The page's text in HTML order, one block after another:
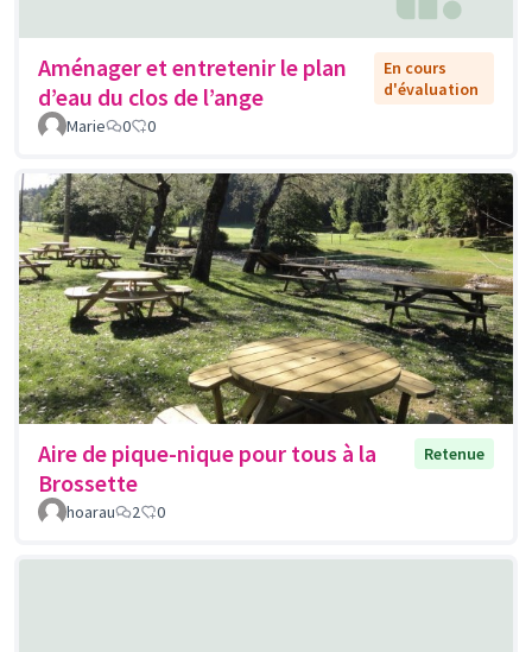
Aménager et entretenir le plan
d’eau du clos de l’ange
En cours
d'évaluation
Marie
0 0
Aire de pique-nique pour tous à la
Brossette
Retenue
hoarau 2 0